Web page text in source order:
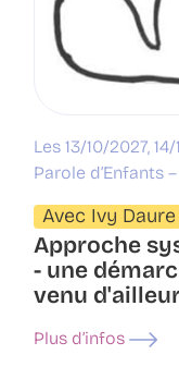
Les 13/10/2027,
Parole d’Enfants
Avec Ivy Daure
Approche
- une
venu
Plus d’infos